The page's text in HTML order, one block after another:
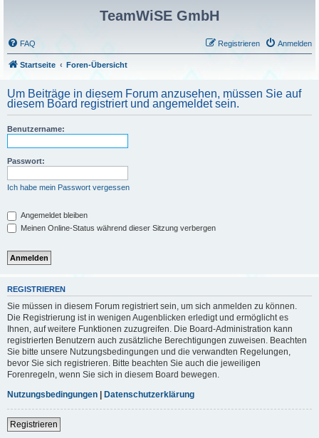
TeamWiSE GmbH
FAQ Anmelden
Registrieren
Startseite Foren-Übersicht
Um Beiträge in diesem Forum anzusehen, müssen Sie auf
diesem Board registriert und angemeldet sein.
Benutzername:
Passwort:
Ich habe mein Passwort vergessen
Angemeldet bleiben
Meinen Online-Status während dieser Sitzung verbergen
REGISTRIEREN
Sie müssen in diesem Forum registriert sein, um sich anmelden zu können.
Die Registrierung ist in wenigen Augenblicken erledigt und ermöglicht es
Ihnen, auf weitere Funktionen zuzugreifen. Die Board-Administration kann
registrierten Benutzern auch zusätzliche Berechtigungen zuweisen. Beachten
Sie bitte unsere Nutzungsbedingungen und die verwandten Regelungen,
bevor Sie sich registrieren. Bitte beachten Sie auch die jeweiligen
Forenregeln, wenn Sie sich in diesem Board bewegen.
Nutzungsbedingungen | Datenschutzerklärung
Registrieren